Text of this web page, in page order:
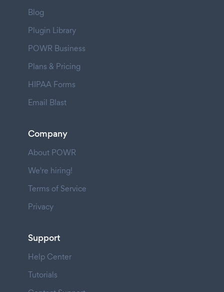
Blog
Plugin Library
POWR Business
Plans & Pricing
HIPAA Forms
Email Blast
Company
About POWR
We're hiring!
Terms of Service
Privacy
Support
Help Center
Tutorials